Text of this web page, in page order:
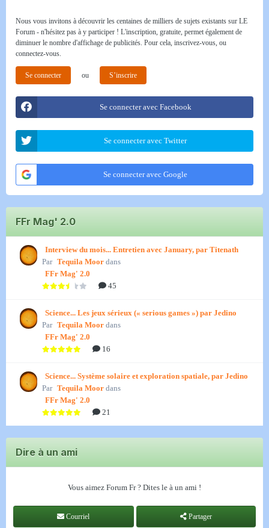
Nous vous invitons à découvrir les centaines de milliers de sujets existants sur LE
Forum - n'hésitez pas à y participer ! L'inscription, gratuite, permet également de
diminuer le nombre d'affichage de publicités. Pour cela, inscrivez-vous, ou
connectez-vous.
Se connecter ou S’inscrire
Se connecter avec Facebook
Se connecter avec Twitter
Se connecter avec Google
FFr Mag' 2.0
Interview du mois... Entretien avec January, par Titenath
Par Tequila Moor dans
FFr Mag' 2.0
45
Science... Les jeux sérieux (« serious games ») par Jedino
Par Tequila Moor dans
FFr Mag' 2.0
16
Science... Système solaire et exploration spatiale, par Jedino
Par Tequila Moor dans
FFr Mag' 2.0
21
Dire à un ami
Vous aimez Forum Fr ? Dites le à un ami !
Courriel Partager